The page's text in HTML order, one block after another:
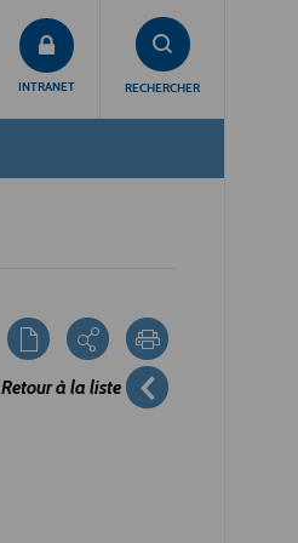
INTRANET RECHERCHER
Retour à la liste